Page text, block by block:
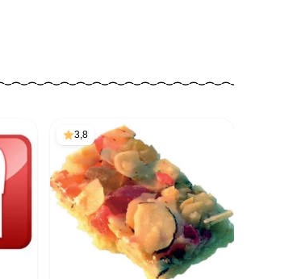
3,8